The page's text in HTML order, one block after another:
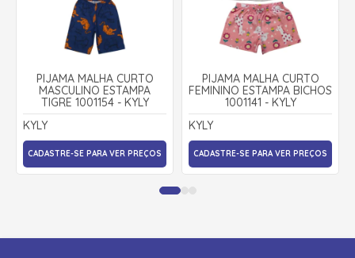
PIJAMA MALHA CURTO
MASCULINO ESTAMPA
TIGRE 1001154 - KYLY
KYLY
CADASTRE-SE PARA VER PREÇOS
PIJAMA MALHA CURTO
FEMININO ESTAMPA BICHOS
1001141 - KYLY
KYLY
CADASTRE-SE PARA VER PREÇOS